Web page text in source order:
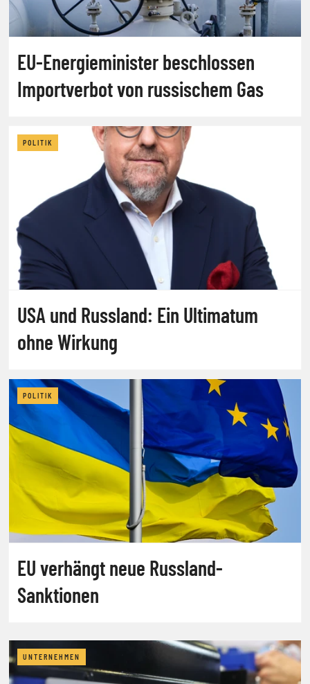
EU-Energieminister beschlossen
Importverbot von russischem Gas
POLITIK
USA und Russland: Ein Ultimatum
ohne Wirkung
POLITIK
EU verhängt neue Russland-
Sanktionen
UNTERNEHMEN